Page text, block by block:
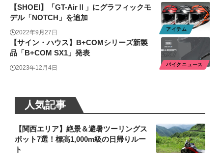
アイテム
【SHOEI】「GT-AirⅡ」にグラフィックモ
デル「NOTCH」を追加
2022年9月27日
バイクニュース
【サイン・ハウス】B+COMシリーズ新製
品「B+COM SX1」発表
2023年12月4日
人気記事
【関西エリア】絶景＆避暑ツーリングス
ポット7選！標高1,000m級の日帰りルー
ト